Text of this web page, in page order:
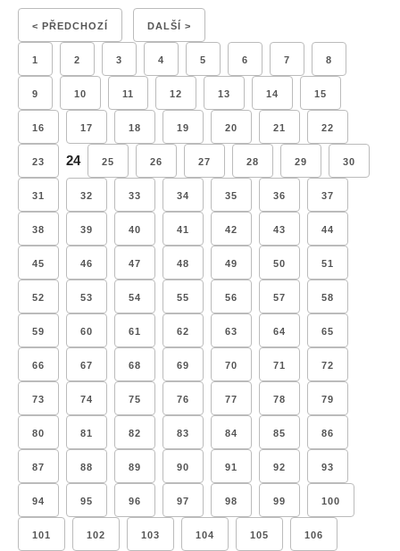
< PŘEDCHOZÍ DALŠÍ >
1 2 3 4 5 6 7 8
9 10 11 12 13 14 15
16 17 18 19 20 21 22
23 24 25 26 27 28 29 30
31 32 33 34 35 36 37
38 39 40 41 42 43 44
45 46 47 48 49 50 51
52 53 54 55 56 57 58
59 60 61 62 63 64 65
66 67 68 69 70 71 72
73 74 75 76 77 78 79
80 81 82 83 84 85 86
87 88 89 90 91 92 93
94 95 96 97 98 99 100
101 102 103 104 105 106